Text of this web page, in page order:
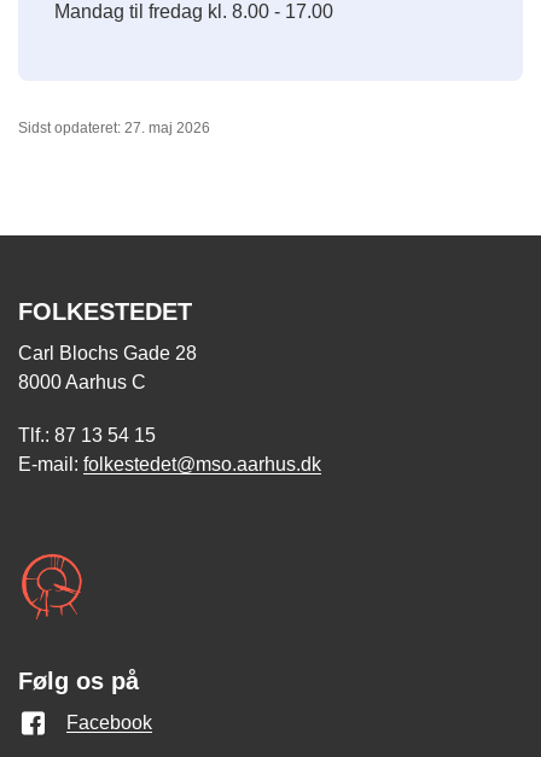
Mandag til fredag kl. 8.00 - 17.00
Sidst opdateret: 27. maj 2026
FOLKESTEDET
Carl Blochs Gade 28
8000 Aarhus C
Tlf.: 87 13 54 15
E-mail: folkestedet@mso.aarhus.dk
Følg os på
Facebook